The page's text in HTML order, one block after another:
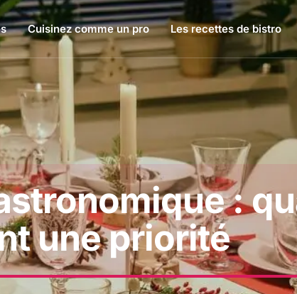
Cuisinez comme un pro Les recettes de bistro
:
une priorité